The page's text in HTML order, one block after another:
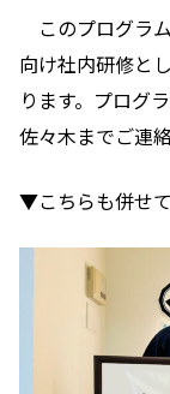
このプログラ
向け社内研修と
ります。プログ
佐々木までご連
▼こちらも併せ